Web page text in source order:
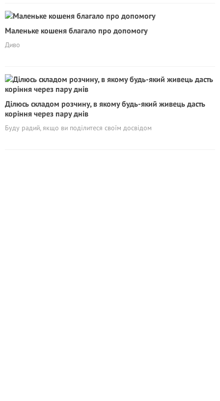
Маленьке кошеня благало про допомогу
Диво
Ділюсь складом розчину, в якому будь-який живець дасть
коріння через пару днів
Буду радий, якщо ви поділитеся своїм досвідом